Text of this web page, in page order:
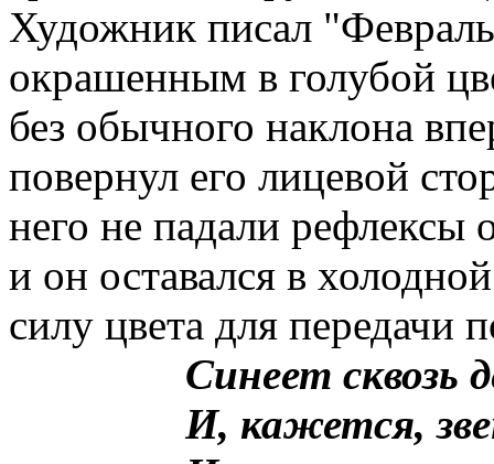
Художник писал
окрашенным в голубой
без обычного наклона
повернул его лицевой
него не падали рефлексы
и он оставался в
силу цвета для передачи
Синеет сквозь
И, кажется,